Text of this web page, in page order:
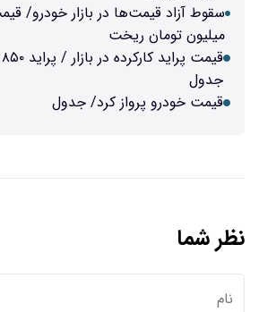
میلیون تومان ریخت
جدول
قیمت خودرو پرواز کرد/ جدول
نظر شما